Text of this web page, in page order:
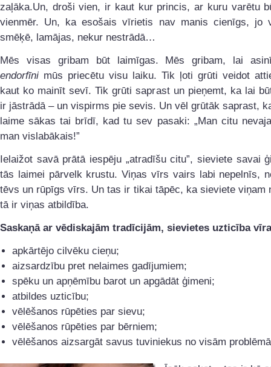
zaļāka.Un, droši vien, ir kaut kur princis, ar kuru varētu
vienmēr. Un, ka esošais vīrietis nav manis cienīgs, jo
smēķē, lamājas, nekur nestrādā…
Mēs visas gribam būt laimīgas. Mēs gribam, lai
endorfīni mūs priecētu visu laiku. Tik ļoti grūti veidot
kaut ko mainīt sevī. Tik grūti saprast un pieņemt, ka lai
ir jāstrādā – un vispirms pie sevis. Un vēl grūtāk saprast,
laime sākas tai brīdī, kad tu sev pasaki: „Man citu
man vislabākais!”
Ielaižot savā prātā iespēju „atradīšu citu”, sieviete savai
tās laimei pārvelk krustu. Viņas vīrs vairs labi nepelnīs,
tēvs un rūpīgs vīrs. Un tas ir tikai tāpēc, ka sieviete viņam
tā ir viņas atbildība.
Saskaņā ar vēdiskajām tradīcijām, sievietes uzticība
apkārtējo cilvēku cieņu;
aizsardzību pret nelaimes gadījumiem;
spēku un apņēmību barot un apgādāt ģimeni;
atbildes uzticību;
vēlēšanos rūpēties par sievu;
vēlēšanos rūpēties par bērniem;
vēlēšanos aizsargāt savus tuviniekus no visām